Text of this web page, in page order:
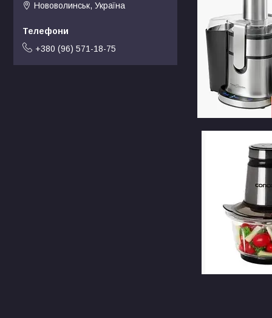
Нововолинськ, Україна
+380 (96) 571-18-75